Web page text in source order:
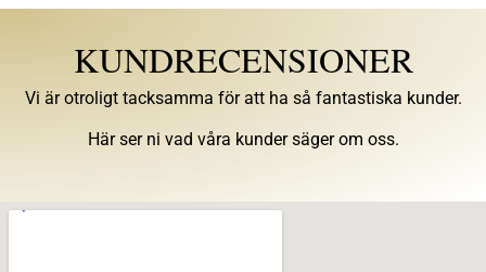
KUNDRECENSIONER
Vi är otroligt tacksamma för att ha så fantastiska kunder.
Här ser ni vad våra kunder säger om oss.